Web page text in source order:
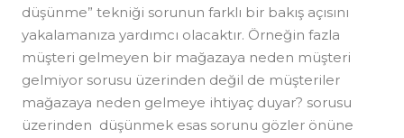
düşünme” tekniği sorunun farklı bir bakış açısını
yakalamanıza yardımcı olacaktır. Örneğin fazla
müşteri gelmeyen bir mağazaya neden müşteri
gelmiyor sorusu üzerinden değil de müşteriler
mağazaya neden gelmeye ihtiyaç duyar? sorusu
üzerinden düşünmek esas sorunu gözler önüne